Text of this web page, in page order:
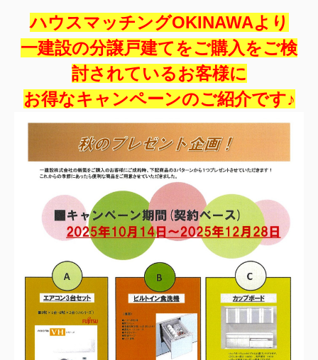
ハウスマッチングOKINAWAより
一建設の分譲戸建てをご購入をご検
討されているお客様に
お得なキャンペーンのご紹介です♪